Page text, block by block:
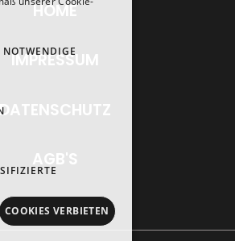
HOME
IMPRESSUM
AGB'S
COOKIES VERBIETEN